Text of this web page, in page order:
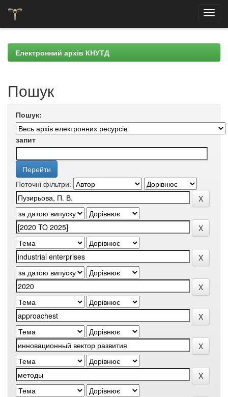
navigationЕлектронний архів КНУТД
Пошук
Пошук:
запит
Поточні фільтри: